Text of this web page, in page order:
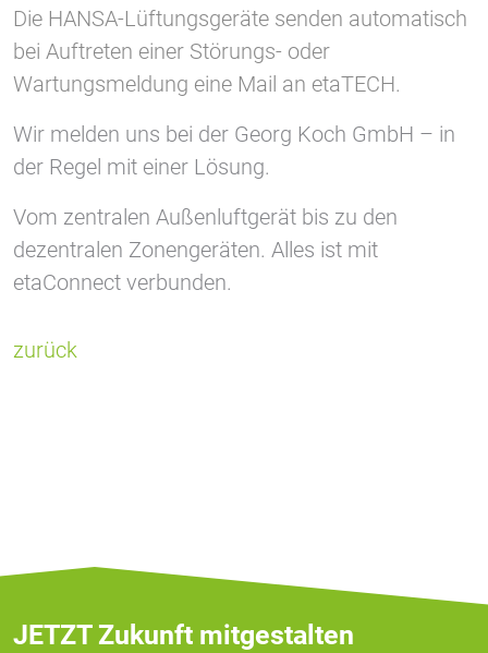
Die HANSA-Lüftungsgeräte senden automatisch
bei Auftreten einer Störungs- oder
Wartungsmeldung eine Mail an etaTECH.
Wir melden uns bei der Georg Koch GmbH – in
der Regel mit einer Lösung.
Vom zentralen Außenluftgerät bis zu den
dezentralen Zonengeräten. Alles ist mit
etaConnect verbunden.
zurück
JETZT Zukunft mitgestalten
STATISTIK
Statistik Cookies erfassen Informationen anonym.
Diese Informationen helfen uns zu verstehen, wie
unsere Besucher unsere Website nutzen.
Google Tag Manager und Google
Analytics
EXTERNE MEDIEN